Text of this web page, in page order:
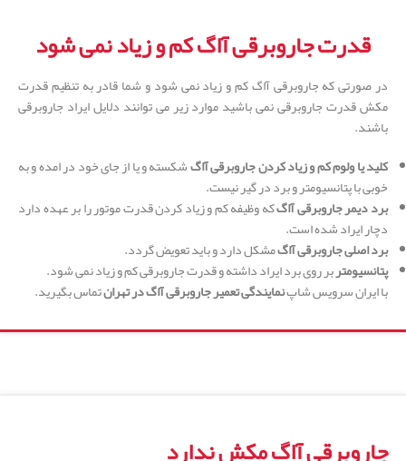
قدرت جاروبرقی آاگ کم و زیاد نمی شود
در صورتی که جاروبرقی آاگ کم و زیاد نمی شود و شما قادر به تنظیم قدرت
مکش قدرت جاروبرقی نمی باشید موارد زیر می توانند دلایل ایراد جاروبرقی
باشند.
کلید یا ولوم کم و زیاد کردن جاروبرقی آاگشکسته و یا از جای خود در امده و به
خوبی با پتانسیومتر و برد در گیر نیست.
برد دیمر جاروبرقی آاگکه وظیفه کم و زیاد کردن قدرت موتور را بر عهده دارد
دچار ایراد شده است.
برد اصلی جاروبرقی آاگمشکل دارد و باید تعویض گردد.
پتانسیومتربر روی برد ایراد داشته و قدرت جاروبرقی کم و زیاد نمی شود.
با ایران سرویس شاپنمایندگی تعمیر جاروبرقی آاگ در تهرانتماس بگیرید.